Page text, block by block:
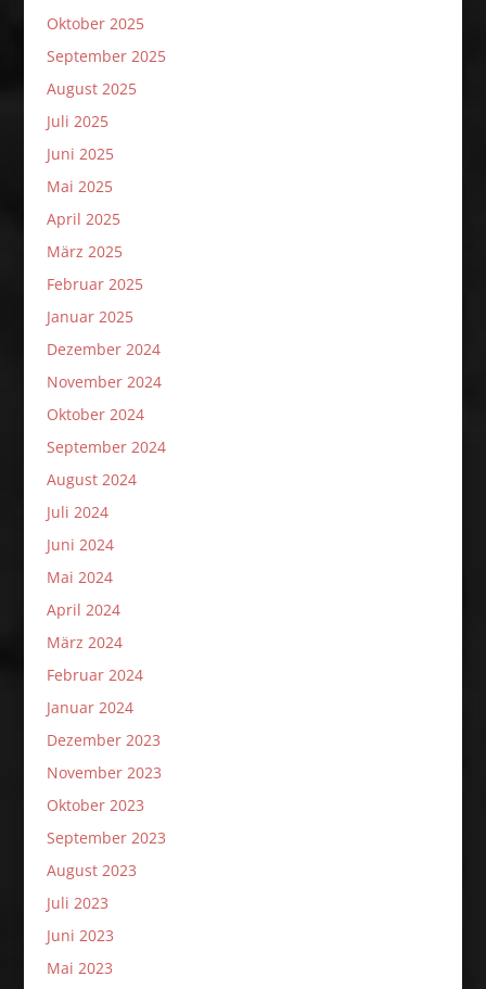
Oktober 2025
September 2025
August 2025
Juli 2025
Juni 2025
Mai 2025
April 2025
März 2025
Februar 2025
Januar 2025
Dezember 2024
November 2024
Oktober 2024
September 2024
August 2024
Juli 2024
Juni 2024
Mai 2024
April 2024
März 2024
Februar 2024
Januar 2024
Dezember 2023
November 2023
Oktober 2023
September 2023
August 2023
Juli 2023
Juni 2023
Mai 2023